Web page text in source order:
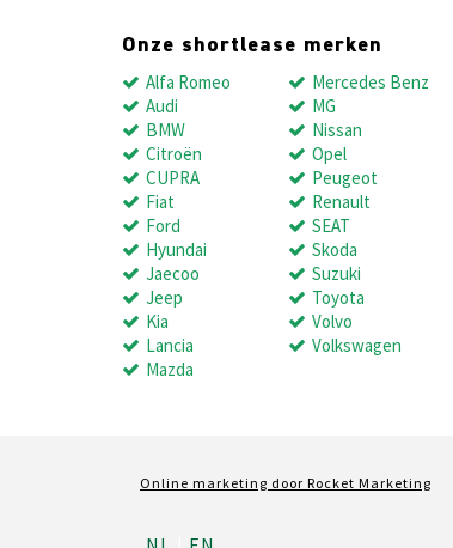
Onze shortlease merken
Alfa Romeo
Audi
BMW
Citroën
CUPRA
Fiat
Ford
Hyundai
Jaecoo
Jeep
Kia
Lancia
Mazda
Mercedes Benz
MG
Nissan
Opel
Peugeot
Renault
SEAT
Skoda
Suzuki
Toyota
Volvo
Volkswagen
Online marketing door Rocket Marketing